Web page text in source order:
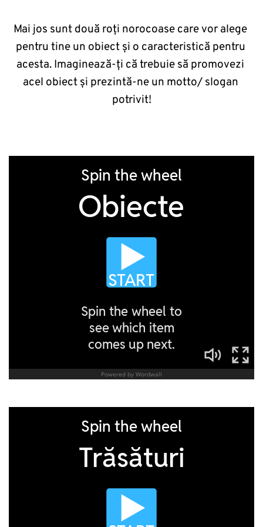
Mai jos sunt două roți norocoase care vor alege
pentru tine un obiect și o caracteristică pentru
acesta. Imaginează-ți că trebuie să promovezi
acel obiect și prezintă-ne un motto/ slogan
potrivit!